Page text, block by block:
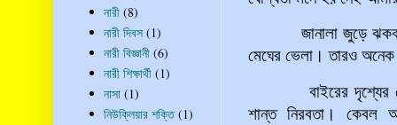
জানালা জুড়ে ঝকঝকে
মেঘের ভেলা। তারও
বাইরের দৃশ্যের কোন
শান্ত নিরবতা। কেবল
নারী (8)
নারী দিবস (1)
নারী বিজ্ঞানী (6)
নারী শিক্ষার্থী (1)
নাসা (1)
নিউক্লিয়ার শক্তি (1)